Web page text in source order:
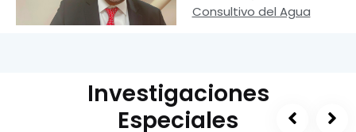
Consultivo del Agua
Investigaciones
Especiales